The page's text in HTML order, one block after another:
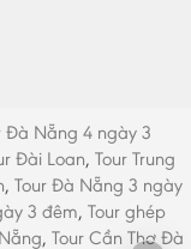
Đà Nẵng 4 ngày 3
Đài Loan, Tour Trung
, Tour Đà Nẵng 3 ngày
3 đêm, Tour ghép
, Tour Cần Thơ Đà